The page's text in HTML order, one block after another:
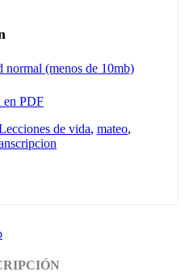
normal (menos de 10mb)
en PDF
de vida, mateo,